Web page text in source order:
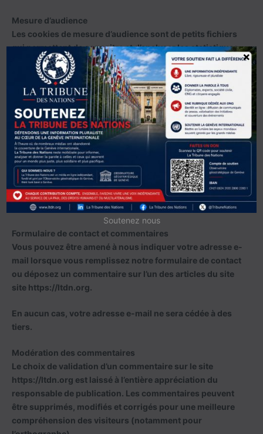
Mesure d’audience
Les cookies de mesure d’audience sont de petits fichiers
qui permettent de connaitre et d’analyser les statistiques
de trafic sur le site internet : les pages visitées, le nombre
de visites, le taux de rebond, la provenance des visites,…
Les cookies de mesure d’audience sont totalement
anonymes.
Sur ce site, c’est la solution Google Analytics qui est
utilisée pour mesurer l’audience.
Réseaux sociaux
Les cookies liés aux réseaux sociaux sont associés aux
boutons qui facilitent le partage des pages et articles sur
les réseaux sociaux.
Formulaire de contact et commentaires
Vous pouvez être amené à nous indiquer votre adresse e-
mail lorsque vous remplissez notre formulaire de contact
ou déposez un commentaire sur l’un des articles du site
site https://ltdn.org.
En aucun cas, votre adresse e-mail ne sera cédée à des
tiers.
Modération des commentaires
Le choix de validation d’un commentaire sur le site
https://ltdn.org est laissé à l’entière appréciation du
responsable de publication. Les commentaires peuvent
être supprimés, modifiés et corrigés pour une meilleure
compréhension des visiteurs (notamment pour
Soutenez nous
×